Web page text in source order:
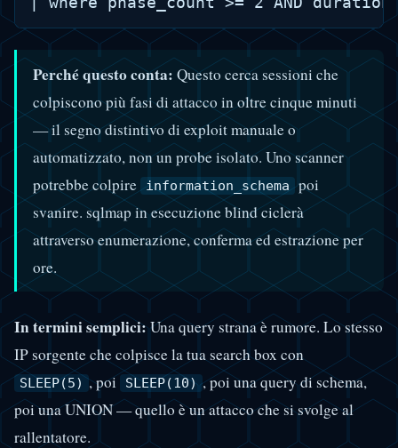
Perché questo conta: Questo cerca sessioni che
colpiscono più fasi di attacco in oltre cinque minuti
— il segno distintivo di exploit manuale o
automatizzato, non un probe isolato. Uno scanner
potrebbe colpire
information_schema poi
svanire. sqlmap in esecuzione blind ciclerà
attraverso enumerazione, conferma ed estrazione per
ore.
In termini semplici:Una query strana è rumore. Lo stesso
IP sorgente che colpisce la tua search box con
SLEEP(5) , poi SLEEP(10) , poi una query di schema,
poi una UNION — quello è un attacco che si svolge al
rallentatore.